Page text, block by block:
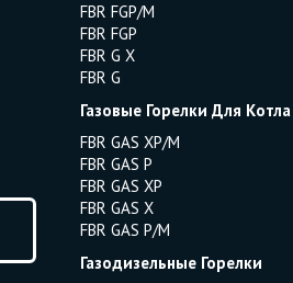
FBR FGP/M
FBR FGP
FBR G X
FBR G
Газовые Горелки Для Котла
FBR GAS XP/M
FBR GAS P
FBR GAS XP
FBR GAS X
FBR GAS P/M
Газодизельные Горелки